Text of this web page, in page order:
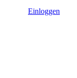
Einloggen